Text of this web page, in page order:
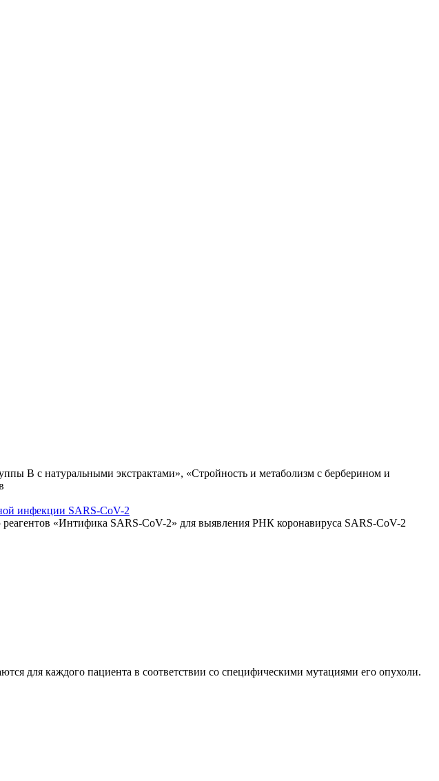
В с натуральными экстрактами», «Стройность и метаболизм с берберином и
инфекции SARS-CoV-2
«Интифика SARS-CoV-2» для выявления РНК коронавируса SARS-CoV-2
для каждого пациента в соответствии со специфическими мутациями его опухоли.